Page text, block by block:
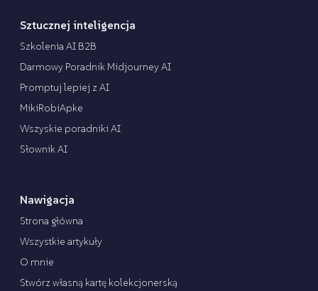
Sztucznej inteligencja
Szkolenia AI B2B
Darmowy Poradnik Midjourney AI
Promptuj lepiej z AI
MikiRobiApke
Wszyskie poradniki AI
Słownik AI
Nawigacja
Strona główna
Wszystkie artykuły
O mnie
Stwórz własną kartę kolekcjonerską